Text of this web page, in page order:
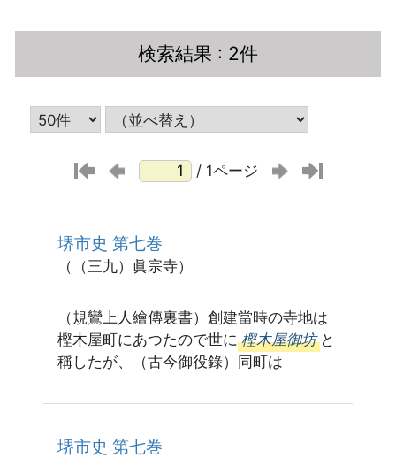
検索結果 : 2件
/ 1ページ
堺市史 第七巻
（（三九）眞宗寺）
（規鸞上人繪傳裏書）創建當時の寺地は
樫木屋町にあつたので世に 樫木屋御坊 と
稱したが、（古今御役錄）同町は
堺市史 第七巻